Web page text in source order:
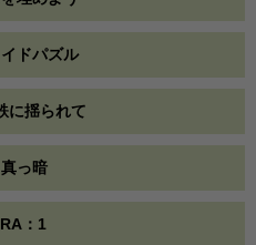
ドパズル
に揺られて
っ暗
：1